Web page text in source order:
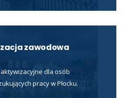
zawodowa
dla osób
pracy w Płocku.